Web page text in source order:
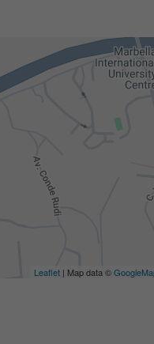
Leaflet | Map data ©